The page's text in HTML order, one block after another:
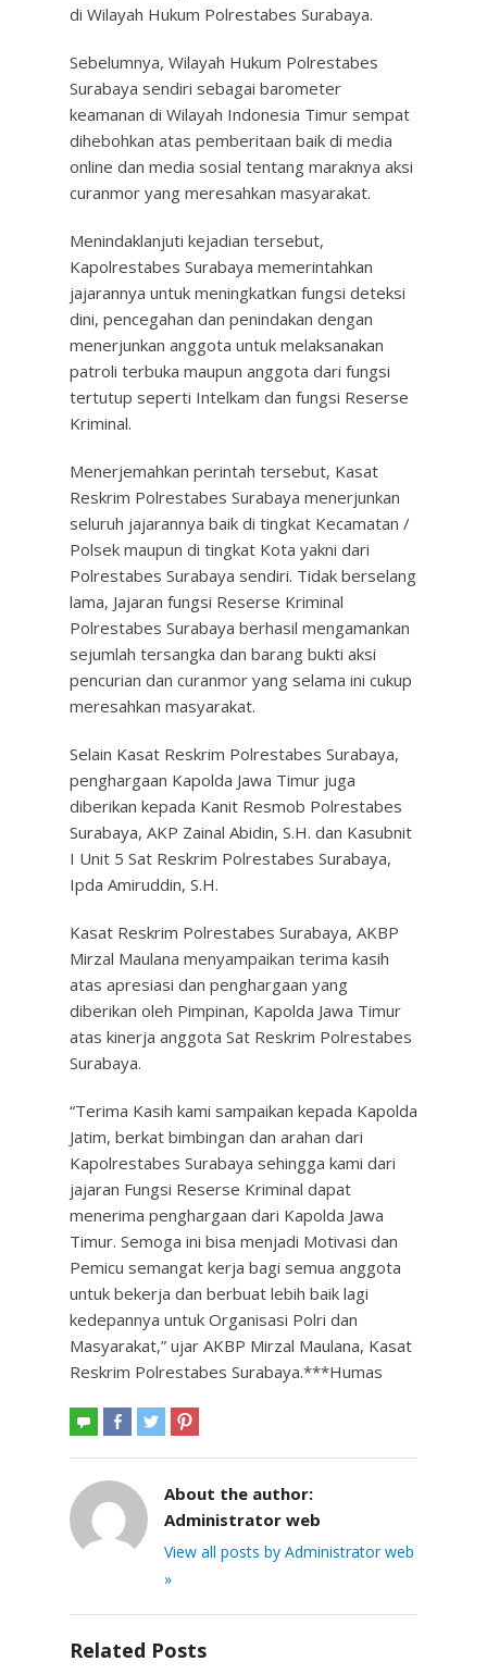
di Wilayah Hukum Polrestabes Surabaya.
Sebelumnya, Wilayah Hukum Polrestabes
Surabaya sendiri sebagai barometer
keamanan di Wilayah Indonesia Timur sempat
dihebohkan atas pemberitaan baik di media
online dan media sosial tentang maraknya aksi
curanmor yang meresahkan masyarakat.
Menindaklanjuti kejadian tersebut,
Kapolrestabes Surabaya memerintahkan
jajarannya untuk meningkatkan fungsi deteksi
dini, pencegahan dan penindakan dengan
menerjunkan anggota untuk melaksanakan
patroli terbuka maupun anggota dari fungsi
tertutup seperti Intelkam dan fungsi Reserse
Kriminal.
Menerjemahkan perintah tersebut, Kasat
Reskrim Polrestabes Surabaya menerjunkan
seluruh jajarannya baik di tingkat Kecamatan /
Polsek maupun di tingkat Kota yakni dari
Polrestabes Surabaya sendiri. Tidak berselang
lama, Jajaran fungsi Reserse Kriminal
Polrestabes Surabaya berhasil mengamankan
sejumlah tersangka dan barang bukti aksi
pencurian dan curanmor yang selama ini cukup
meresahkan masyarakat.
Selain Kasat Reskrim Polrestabes Surabaya,
penghargaan Kapolda Jawa Timur juga
diberikan kepada Kanit Resmob Polrestabes
Surabaya, AKP Zainal Abidin, S.H. dan Kasubnit
I Unit 5 Sat Reskrim Polrestabes Surabaya,
Ipda Amiruddin, S.H.
Kasat Reskrim Polrestabes Surabaya, AKBP
Mirzal Maulana menyampaikan terima kasih
atas apresiasi dan penghargaan yang
diberikan oleh Pimpinan, Kapolda Jawa Timur
atas kinerja anggota Sat Reskrim Polrestabes
Surabaya.
“Terima Kasih kami sampaikan kepada Kapolda
Jatim, berkat bimbingan dan arahan dari
Kapolrestabes Surabaya sehingga kami dari
jajaran Fungsi Reserse Kriminal dapat
menerima penghargaan dari Kapolda Jawa
Timur. Semoga ini bisa menjadi Motivasi dan
Pemicu semangat kerja bagi semua anggota
untuk bekerja dan berbuat lebih baik lagi
kedepannya untuk Organisasi Polri dan
Masyarakat,” ujar AKBP Mirzal Maulana, Kasat
Reskrim Polrestabes Surabaya.***Humas
About the author:
Administrator web
View all posts by Administrator web
»
Related Posts